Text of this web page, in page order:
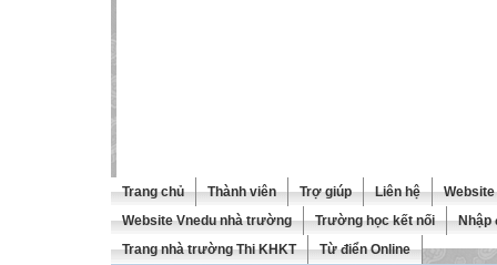
Trang chủ Thành viên Trợ giúp Liên hệ
Website Vnedu nhà trường
Trường học kết nối
Nhập
Trang nhà trường Thi KHKT
Từ điển Online